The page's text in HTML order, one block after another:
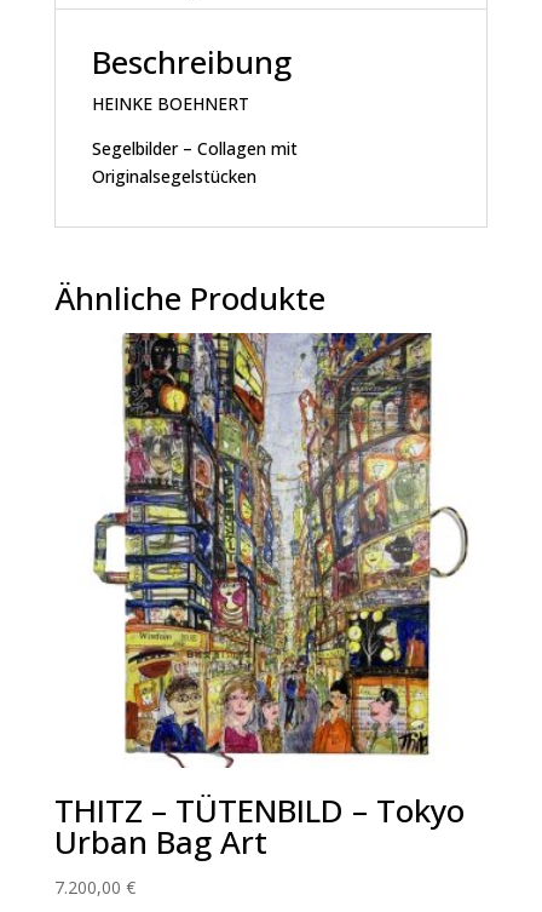
Beschreibung
HEINKE BOEHNERT
Segelbilder – Collagen mit
Originalsegelstücken
Ähnliche Produkte
THITZ – TÜTENBILD – Tokyo
Urban Bag Art
7.200,00 €